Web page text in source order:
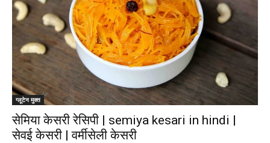
ग्लूटेन मुक्त
सेमिया केसरी रेसिपी | semiya kesari in hindi |
सेवई केसरी | वर्मीसेली केसरी